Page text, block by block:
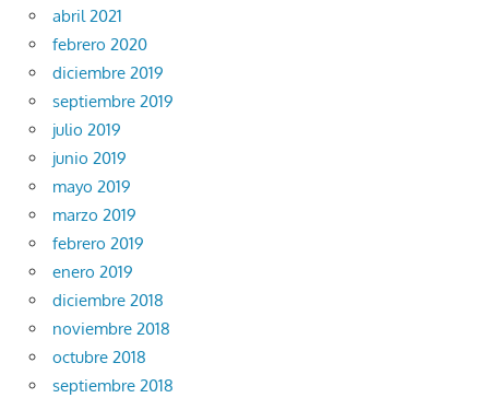
abril 2021
febrero 2020
diciembre 2019
septiembre 2019
julio 2019
junio 2019
mayo 2019
marzo 2019
febrero 2019
enero 2019
diciembre 2018
noviembre 2018
octubre 2018
septiembre 2018